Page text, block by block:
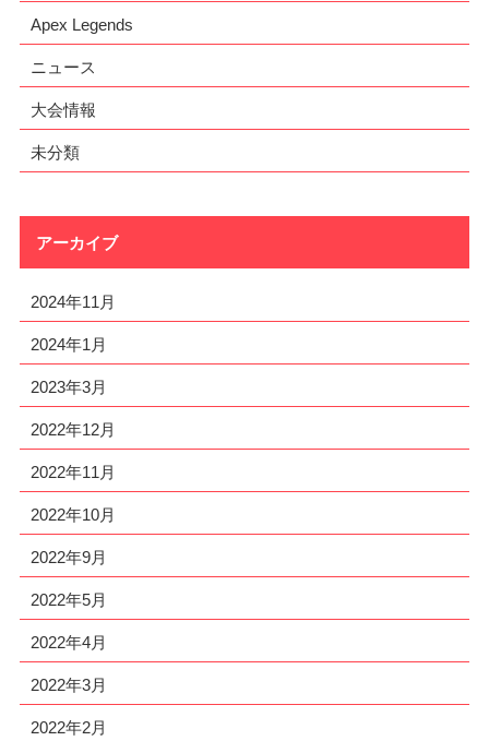
Apex Legends
ニュース
大会情報
未分類
アーカイブ
2024年11月
2024年1月
2023年3月
2022年12月
2022年11月
2022年10月
2022年9月
2022年5月
2022年4月
2022年3月
2022年2月